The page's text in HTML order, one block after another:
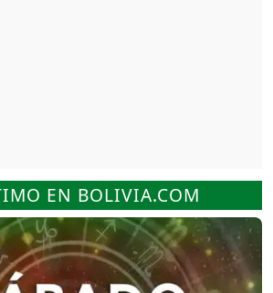
EN BOLIVIA.COM